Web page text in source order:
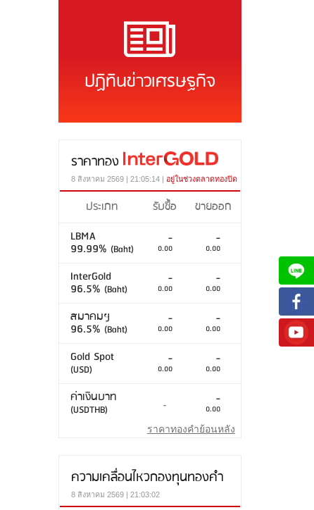
ปฏิทินข่าวเศรษฐกิจ
ราคาทอง
8 สิงหาคม 2569 | 21:05:14 | อยู่ในช่วงตลาดทองปิด
ประเภท รับซื้อ
ขายออก
LBMA
99.99% (Baht)
-
0.00
-
0.00
InterGold
96.5% (Baht)
-
0.00
-
0.00
สมาคมฯ
96.5% (Baht)
-
0.00
-
0.00
Gold Spot
(USD)
-
0.00
-
0.00
ค่าเงินบาท
(USDTHB) - -
0.00
ราคาทองคำย้อนหลัง
ความเคลื่อนไหวกองทุนทองคำ
8 สิงหาคม 2569 | 21:03:02